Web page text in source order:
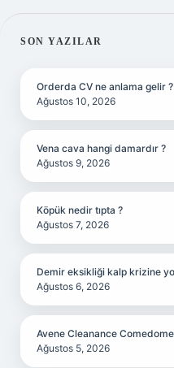
SIDEBAR
SON YAZILAR
Orderda CV ne anlama gelir ?
Ağustos 10, 2026
Vena cava hangi damardır ?
Ağustos 9, 2026
Köpük nedir tıpta ?
Ağustos 7, 2026
Demir eksikliği kalp krizine
Ağustos 6, 2026
Avene Cleanance
Ağustos 5, 2026